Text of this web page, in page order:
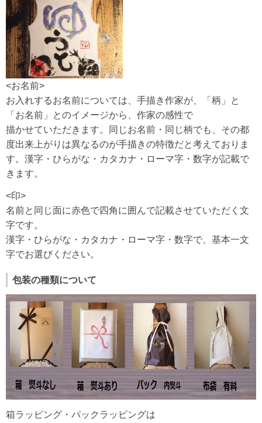
<お名前>
お入れするお名前については、手描き作家が、「柄」と
「お名前」とのイメージから、作家の感性で
描かせていただきます。同じお名前・同じ柄でも、その都
度出来上がりは異なるのが手描きの特徴だと考えておりま
す。漢字・ひらがな・カタカナ・ローマ字・数字が記載で
きます。
<印>
名前と同じ面に赤色で四角に囲んで記載させていただく文
字です。
漢字・ひらがな・カタカナ・ローマ字・数字で、基本一文
字でお選びください。
包装の種類について
箱ラッピング・パックラッピングは